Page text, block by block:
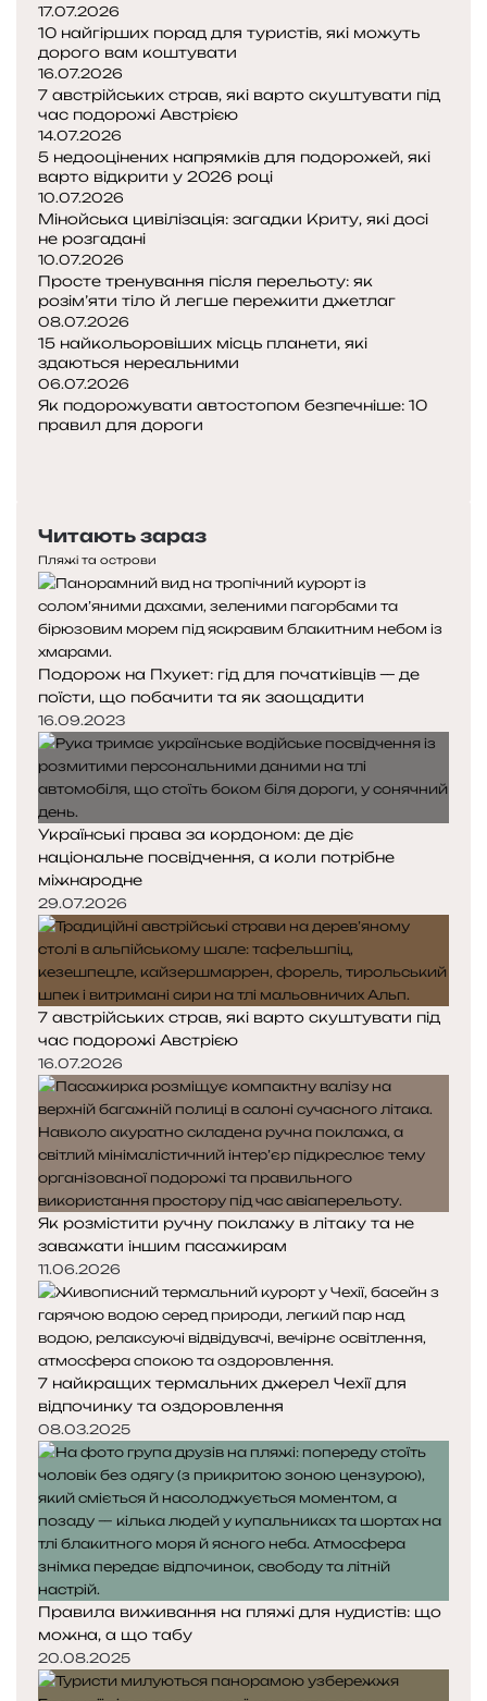
17.07.2026
10 найгірших порад для туристів, які можуть
дорого вам коштувати
16.07.2026
7 австрійських страв, які варто скуштувати під
час подорожі Австрією
14.07.2026
5 недооцінених напрямків для подорожей, які
варто відкрити у 2026 році
10.07.2026
Мінойська цивілізація: загадки Криту, які досі
не розгадані
10.07.2026
Просте тренування після перельоту: як
розім’яти тіло й легше пережити джетлаг
08.07.2026
15 найкольоровіших місць планети, які
здаються нереальними
06.07.2026
Як подорожувати автостопом безпечніше: 10
правил для дороги
Читають зараз
Пляжі та острови
Подорож на Пхукет: гід для початківців — де
поїсти, що побачити та як заощадити
16.09.2023
Українські права за кордоном: де діє
національне посвідчення, а коли потрібне
міжнародне
29.07.2026
7 австрійських страв, які варто скуштувати під
час подорожі Австрією
16.07.2026
Як розмістити ручну поклажу в літаку та не
заважати іншим пасажирам
11.06.2026
7 найкращих термальних джерел Чехії для
відпочинку та оздоровлення
08.03.2025
Правила виживання на пляжі для нудистів: що
можна, а що табу
20.08.2025